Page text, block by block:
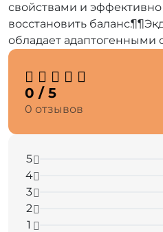
свойствами и
восстановить
обладает адаптогенными
0 / 5
0 отзывов
5
4
3
2
1